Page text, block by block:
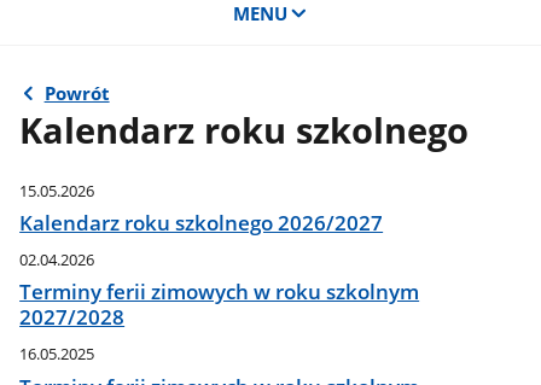
MENU
Powrót
Kalendarz roku szkolnego
15.05.2026
Kalendarz roku szkolnego 2026/2027
02.04.2026
Terminy ferii zimowych w roku szkolnym
2027/2028
16.05.2025